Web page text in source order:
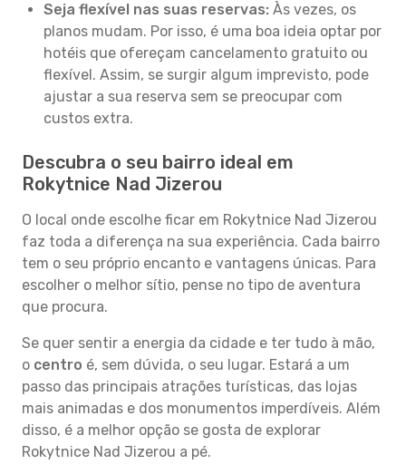
Seja flexível nas suas reservas: Às vezes, os
planos mudam. Por isso, é uma boa ideia optar por
hotéis que ofereçam cancelamento gratuito ou
flexível. Assim, se surgir algum imprevisto, pode
ajustar a sua reserva sem se preocupar com
custos extra.
Descubra o seu bairro ideal em
Rokytnice Nad Jizerou
O local onde escolhe ficar em Rokytnice Nad Jizerou
faz toda a diferença na sua experiência. Cada bairro
tem o seu próprio encanto e vantagens únicas. Para
escolher o melhor sítio, pense no tipo de aventura
que procura.
Se quer sentir a energia da cidade e ter tudo à mão,
o centro é, sem dúvida, o seu lugar. Estará a um
passo das principais atrações turísticas, das lojas
mais animadas e dos monumentos imperdíveis. Além
disso, é a melhor opção se gosta de explorar
Rokytnice Nad Jizerou a pé.